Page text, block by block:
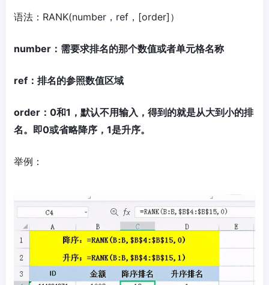
语法：RANK(number，ref，[order]）
number：需要求排名的那个数值或者单元格名称
ref：排名的参照数值区域
order：0和1，默认不用输入，得到的就是从大到小的排
名。即0或省略降序，1是升序。
举例：